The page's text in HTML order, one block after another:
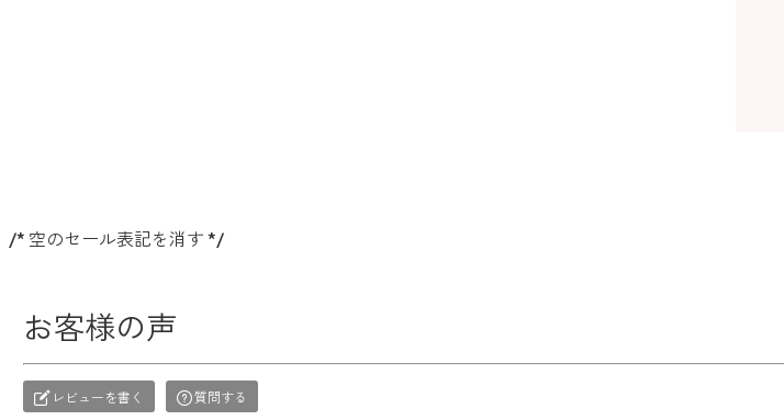
/* 空のセール表記を消す */
お客様の声
レビューを書く 質問する